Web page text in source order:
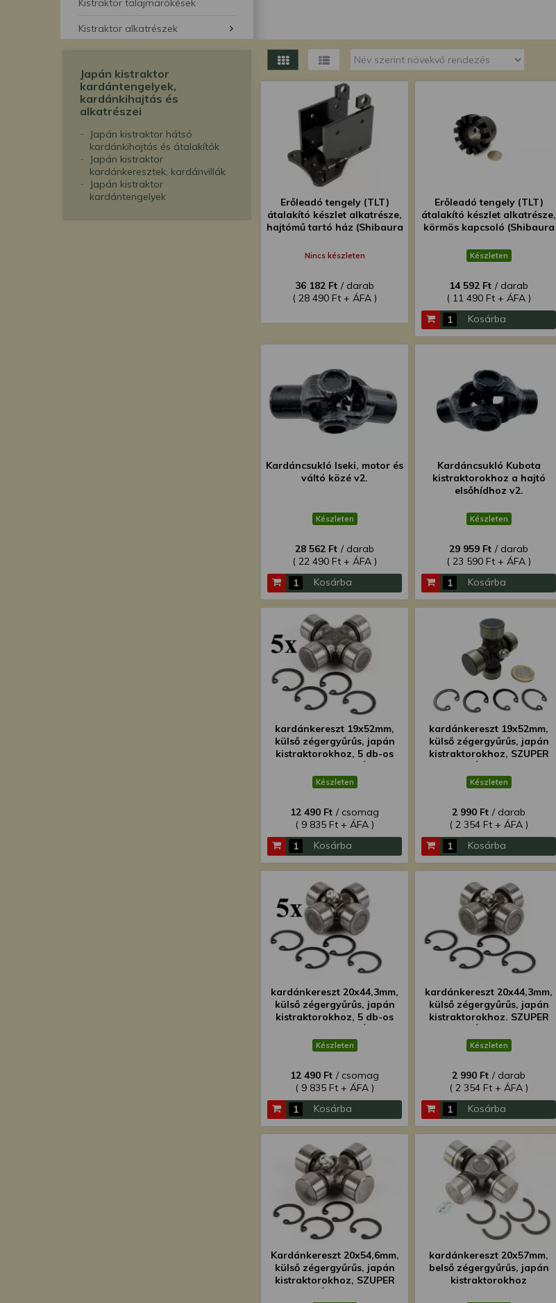
Kistraktor talajmarókések
Kistraktor alkatrészek
Japán kistraktor
kardántengelyek,
kardánkihajtás és
alkatrészei
Japán kistraktor hátsó
kardánkihajtás és átalakítók
Japán kistraktor
kardánkeresztek, kardánvillák
Japán kistraktor
kardántengelyek
Erőleadó tengely (TLT)
átalakító készlet alkatrésze,
hajtómű tartó ház (Shibaura
Nincs készleten
36 182 Ft / darab
( 28 490 Ft + ÁFA )
Erőleadó tengely (TLT)
átalakító készlet alkatrésze,
körmös kapcsoló (Shibaura
Készleten
14 592 Ft / darab
( 11 490 Ft + ÁFA )
Kosárba
Kardáncsukló Iseki, motor és
váltó közé v2.
Készleten
28 562 Ft / darab
( 22 490 Ft + ÁFA )
Kosárba
Kardáncsukló Kubota
kistraktorokhoz a hajtó
elsőhídhoz v2.
Készleten
29 959 Ft / darab
( 23 590 Ft + ÁFA )
Kosárba
kardánkereszt 19x52mm,
külső zégergyűrűs, japán
kistraktorokhoz, 5 db-os
csomag, SZUPER ÁRON!
Készleten
12 490 Ft / csomag
( 9 835 Ft + ÁFA )
Kosárba
kardánkereszt 19x52mm,
külső zégergyűrűs, japán
kistraktorokhoz, SZUPER
ÁRON!
Készleten
2 990 Ft / darab
( 2 354 Ft + ÁFA )
Kosárba
kardánkereszt 20x44,3mm,
külső zégergyűrűs, japán
kistraktorokhoz, 5 db-os
csomag, SZUPER ÁRON!
Készleten
12 490 Ft / csomag
( 9 835 Ft + ÁFA )
Kosárba
kardánkereszt 20x44,3mm,
külső zégergyűrűs, japán
kistraktorokhoz. SZUPER
ÁRON!
Készleten
2 990 Ft / darab
( 2 354 Ft + ÁFA )
Kosárba
Kardánkereszt 20x54,6mm,
külső zégergyűrűs, japán
kistraktorokhoz, SZUPER
ÁRON!
kardánkereszt 20x57mm,
belső zégergyűrűs, japán
kistraktorokhoz